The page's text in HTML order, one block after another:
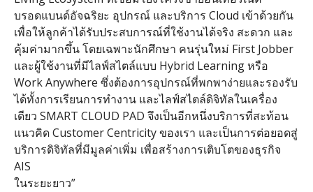
บรอดแบนด์อัจฉริยะ อุปกรณ์ และบริการ Cloud เข้าด้วยกัน
เพื่อให้ลูกค้าได้รับประสบการณ์ที่ใช้งานได้จริง สะดวก และ
คุ้มค่ามากขึ้น โดยเฉพาะนักศึกษา คนรุ่นใหม่ First Jobber
และผู้ใช้งานที่มีไลฟ์สไตล์แบบ Hybrid Learningหรือ
Work Anywhere ซึ่งต้องการอุปกรณ์ที่พกพาง่ายและรองรับ
ได้ทั้งการเรียนการทำงาน และไลฟ์สไตล์ดิจิทัลในเครื่อง
เดียว SMART CLOUD PAD จึงเป็นอีกหนึ่งบริการที่สะท้อน
แนวคิดCustomer Centricityของเรา และเป็นการต่อยอดสู่
บริการดิจิทัลที่มีมูลค่าเพิ่ม เพื่อสร้างการเติบโตของธุรกิจ
AIS
ในระยะยาว”